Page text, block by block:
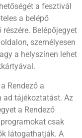
a fesztivál
a belépő
Belépőjegyet
oldalon, személyesen
a helyszínen lehet
Rendező a
ad tájékoztatást. Az
a Rendező
csak
látogathatják. A